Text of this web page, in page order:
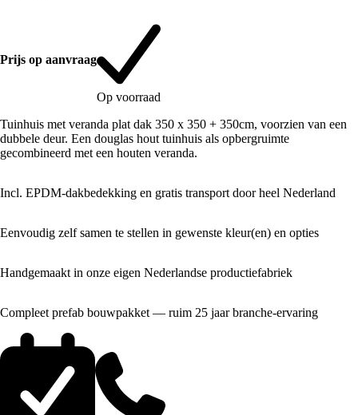
Prijs op aanvraag
Op voorraad
Tuinhuis met veranda plat dak 350 x 350 + 350cm, voorzien van een
dubbele deur. Een douglas hout tuinhuis als opbergruimte
gecombineerd met een houten veranda.
Incl. EPDM-dakbedekking en gratis transport door heel Nederland
Eenvoudig zelf samen te stellen in gewenste kleur(en) en opties
Handgemaakt in onze eigen Nederlandse productiefabriek
Compleet prefab bouwpakket — ruim 25 jaar branche-ervaring